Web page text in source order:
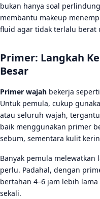
bukan hanya soal
membantu makeup
fluid agar tidak terlalu berat
Primer: Langkah
Besar
Primer wajah bekerja
Untuk pemula, cukup
atau seluruh wajah,
baik menggunakan primer
sebum, sementara kulit
Banyak pemula
perlu. Padahal, dengan
bertahan 4–6 jam lebih
sekali.